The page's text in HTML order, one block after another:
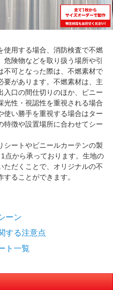
使用する場合、消防検査で不燃
険物などを取り扱う場所や引
不可となった際は、不燃素材で
要があります。不燃素材は、主
入口の間仕切りのほか、ビニー
光性・視認性を重視される場合
使い勝手を重視する場合はター
特徴や設置場所に合わせてシー
シートやビニールカーテンの製
点から承っております。生地の
ただくことで、オリジナルの不
ることができます。
ーン
する注意点
ト一覧